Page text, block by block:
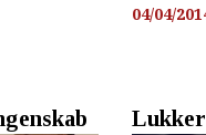
04/04/